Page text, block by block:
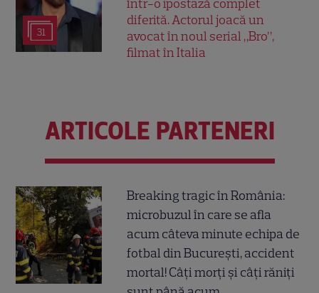
31
într-o ipostază complet
diferită. Actorul joacă un
avocat în noul serial „Bro”,
filmat în Italia
ARTICOLE PARTENERI
Breaking tragic în România:
microbuzul în care se afla
acum câteva minute echipa de
fotbal din București, accident
mortal! Câți morți și câți răniți